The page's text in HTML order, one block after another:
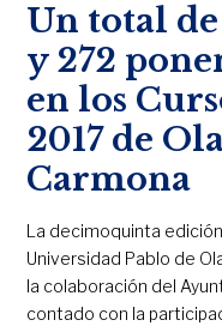
Un total
y 272
en los
2017 de
Carmona
La decimoquinta
Universidad Pablo de
la colaboración del
contado con la